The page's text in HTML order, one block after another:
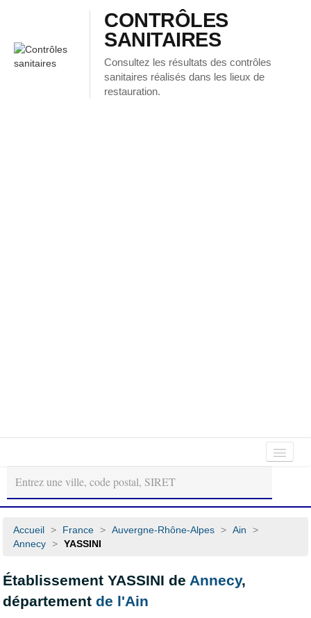
CONTRÔLES
SANITAIRES
Consultez les résultats des contrôles
sanitaires réalisés dans les lieux de
restauration.
Autour
de
moi
Régions
Accueil > France > Auvergne-Rhône-Alpes > Ain
>
Annecy > YASSINI
Établissement YASSINI de Annecy,
départementde l'Ain